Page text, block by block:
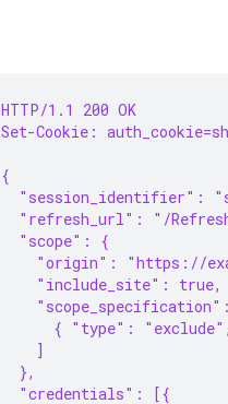
HTTP/1.1 200 OK
Set-Cookie:
{
"session_identifier":
"refresh_url": "/
  "scope": {
"origin": "https://
    "include_site": true,
{ "type":
    ]
  },
  "credentials": [{